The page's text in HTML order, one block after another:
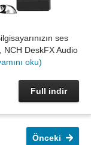
ses
NCH DeskFX Audio
oku)
Full indir
Önceki